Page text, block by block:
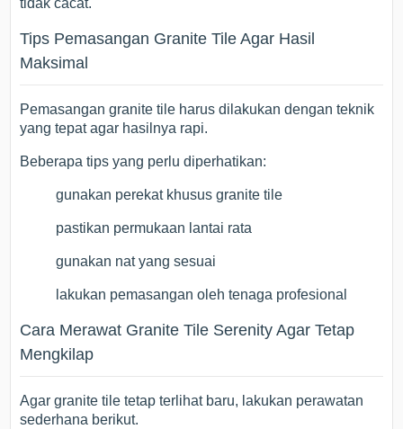
tidak cacat.
Tips Pemasangan Granite Tile Agar Hasil
Maksimal
Pemasangan granite tile harus dilakukan dengan teknik
yang tepat agar hasilnya rapi.
Beberapa tips yang perlu diperhatikan:
gunakan perekat khusus granite tile
pastikan permukaan lantai rata
gunakan nat yang sesuai
lakukan pemasangan oleh tenaga profesional
Cara Merawat Granite Tile Serenity Agar Tetap
Mengkilap
Agar granite tile tetap terlihat baru, lakukan perawatan
sederhana berikut.